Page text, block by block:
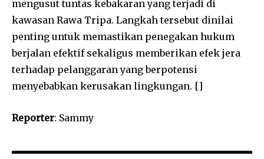
mengusut tuntas kebakaran yang terjadi di
kawasan Rawa Tripa. Langkah tersebut dinilai
penting untuk memastikan penegakan hukum
berjalan efektif sekaligus memberikan efek jera
terhadap pelanggaran yang berpotensi
menyebabkan kerusakan lingkungan. []
Reporter: Sammy